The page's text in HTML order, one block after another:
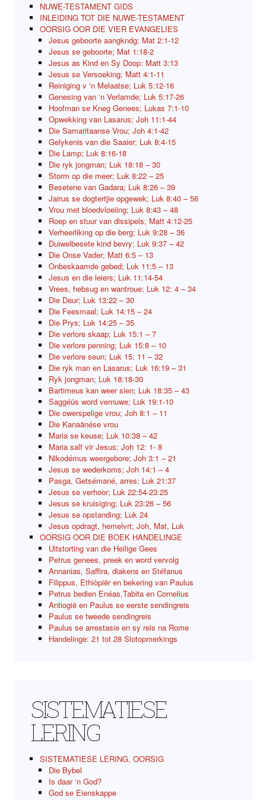
NUWE-TESTAMENT GIDS
INLEIDING TOT DIE NUWE-TESTAMENT
OORSIG OOR DIE VIER EVANGELIES
Jesus geboorte aangkndg; Mat 2:1-12
Jesus se geboorte; Mat 1:18-2
Jesus as Kind en Sy Doop: Matt 3:13
Jesus se Versoeking; Matt 4:1-11
Reiniging v ‘n Melaatse; Luk 5:12-16
Genesing van ‘n Verlamde; Luk 5:17-26
Hoofman se Kneg Genees; Lukas 7:1-10
Opwekking van Lasarus; Joh 11:1-44
Die Samaritaanse Vrou; Joh 4:1-42
Gelykenis van die Saaier; Luk 8:4-15
Die Lamp; Luk 8:16-18
Die ryk jongman; Luk 18:18 – 30
Storm op die meer; Luk 8:22 – 25
Besetene van Gadara; Luk 8:26 – 39
Jairus se dogtertjie opgewek; Luk 8:40 – 56
Vrou met bloedvloeiing; Luk 8:43 – 48
Roep en stuur van dissipels; Matt 4:12-25
Verheerliking op die berg; Luk 9:28 – 36
Duiwelbesete kind bevry; Luk 9:37 – 42
Die Onse Vader; Matt 6:5 – 13
Onbeskaamde gebed; Luk 11:5 – 13
Jesus en die leiers; Luk 11:14-54
Vrees, hebsug en wantroue; Luk 12: 4 – 34
Die Deur; Luk 13:22 – 30
Die Feesmaal; Luk 14:15 – 24
Die Prys; Luk 14:25 – 35
Die verlore skaap; Luk 15:1 – 7
Die verlore penning; Luk 15:8 – 10
Die verlore seun; Luk 15: 11 – 32
Die ryk man en Lasarus; Luk 16:19 – 31
Ryk jongman; Luk 18:18-30
Bartimeus kan weer sien; Luk 18:35 – 43
Saggéüs word vernuwe; Luk 19:1-10
Die owerspelige vrou; Joh 8:1 – 11
Die Kanaänése vrou
Maria se keuse; Luk 10:38 – 42
Maria salf vir Jesus; Joh 12: 1- 8
Nikodémus weergebore; Joh 3:1 – 21
Jesus se wederkoms; Joh 14:1 – 4
Pasga, Getsémané, arres; Luk 21:37
Jesus se verhoor; Luk 22:54-23:25
Jesus se kruisiging; Luk 23:26 – 56
Jesus se opstanding; Luk 24
Jesus opdragt, hemelvrt; Joh, Mat, Luk
OORSIG OOR DIE BOEK HANDELINGE
Uitstorting van die Heilige Gees
Petrus genees, preek en word vervolg
Annanias, Saffira, diakens en Stéfanus
Filippus, Ethiòpiër en bekering van Paulus
Petrus bedien Enéas,Tabita en Cornelius
Antiogië en Paulus se eerste sendingreis
Paulus se tweede sendingreis
Paulus se arrestasie en sy reis na Rome
Handelinge: 21 tot 28 Slotopmerkings
SISTEMATIESE
LERING
SISTEMATIESE LERING, OORSIG
Die Bybel
Is daar ‘n God?
God se Eienskappe